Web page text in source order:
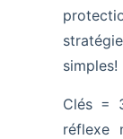
simples!
Clés =
réflexe